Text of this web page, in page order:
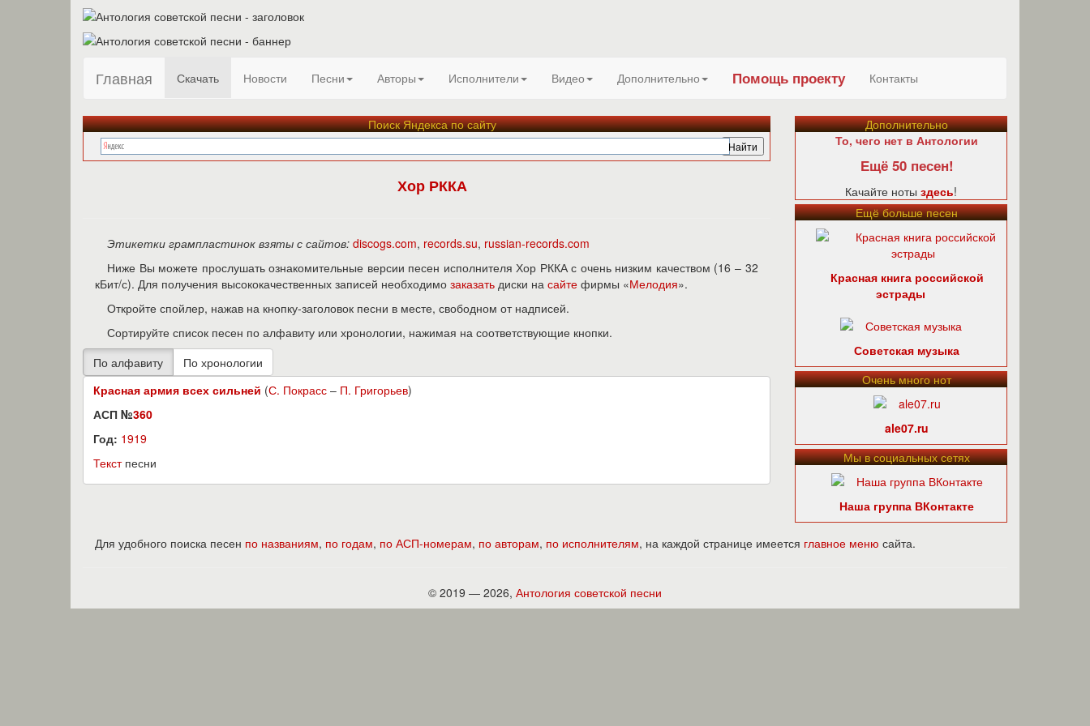
Главная Скачать Новости Песни Авторы Исполнители Видео Дополнительно Помощь проекту Контакты
Поиск Яндекса по сайту
Хор РККА
Этикетки грампластинок взяты с сайтов: discogs.com, records.su, russian-records.com
Ниже Вы можете прослушать ознакомительные версии песен исполнителя Хор РККА с очень низким качеством (16 – 32
кБит/с). Для получения высококачественных записей необходимо заказать диски на сайте фирмы «Мелодия».
Откройте спойлер, нажав на кнопку-заголовок песни в месте, свободном от надписей.
Сортируйте список песен по алфавиту или хронологии, нажимая на соответствующие кнопки.
Красная армия всех сильней (С. Покрасс – П. Григорьев)
АСП №360
Год: 1919
Текстпесни
Дополнительно
То, чего нет в Антологии
Ещё 50 песен!
Качайте ноты здесь!
Ещё больше песен
Красная книга российской
эстрады
Советская музыка
Очень много нот
ale07.ru
Мы в социальных сетях
Наша группа ВКонтакте
Для удобного поиска песен по названиям, по годам, по АСП-номерам, по авторам, по исполнителям, на каждой странице имеется главное меню сайта.
© 2019 — 2026, Антология советской песни